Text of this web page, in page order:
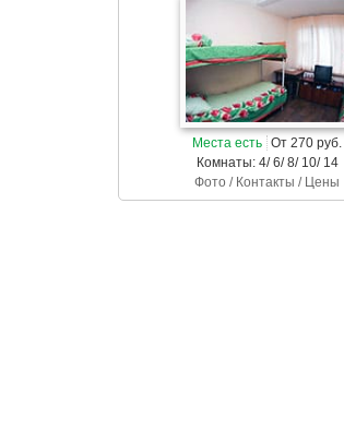
Места есть От 270 руб.
Комнаты: 4/ 6/ 8/ 10/ 14
Фото / Контакты / Цены